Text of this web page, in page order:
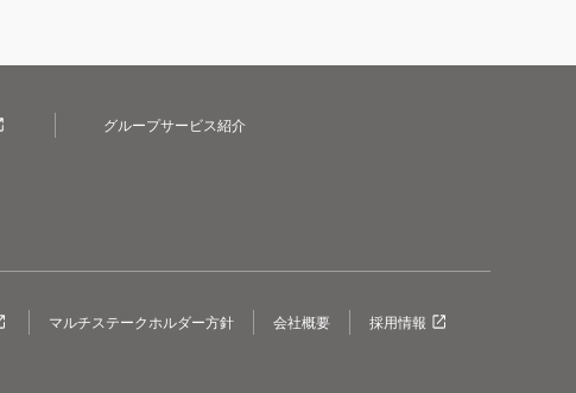
グループサービス紹介
マルチステークホルダー方針 会社概要 採用情報